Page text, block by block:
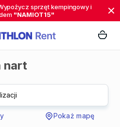
sprzęt kempingowy i
"NAMIOT15"
nart
Pokaż mapę